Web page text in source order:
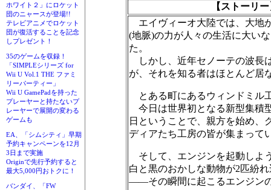
ホワイト２」にロケット
団のニャースが登場!!
テレビアニメでロケット
団が復活することを記念
しプレゼント！
35のゲームを収録！
「SIMPLEシリーズ for
Wii U Vol.1 THE ファミ
リーパーティー」
Wii U GamePadを持った
プレーヤーと持たないプ
レーヤーで展開の変わる
ゲームも
EA、「シムシティ」早期
予約キャンペーンを12月
3日まで実施
Originで先行予約すると
最大5,000円おトクに！
バンダイ、「FW
【ストーリ
エイヴィーオ大陸では、大地
(地脈)の力が人々の生活に大い
た。
しかし、近年セノーテの波長
が、それを知る者はほとんど
とある町にあるウィンドミル
今日は世界初となる新型集積
日ということで、親方を始め、
ディアたち工房の皆が集まって
そして、エンジンを起動しよ
白と黒のおかしな動物が2匹紛
――その瞬間に起こるエンジン